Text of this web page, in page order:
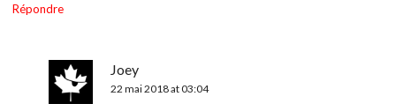
Répondre
Joey
22 mai 2018 at 03:04